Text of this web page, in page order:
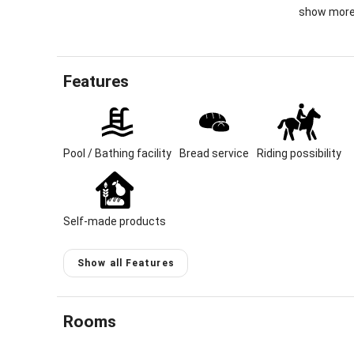
Urlaub
Schafe,
Die
show more
Features
Pool / Bathing facility Bread service Riding possibility
Self-made products
Show all Features
Rooms